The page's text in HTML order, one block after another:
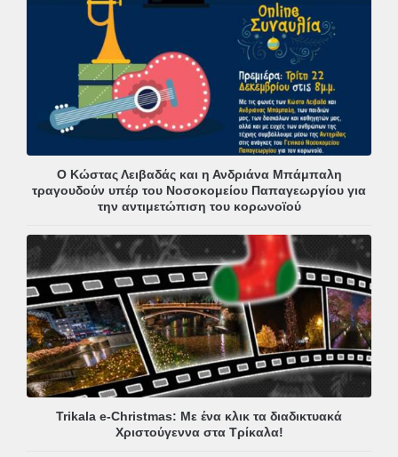
Ο Κώστας Λειβαδάς και η Ανδριάνα Μπάμπαλη
τραγουδούν υπέρ του Νοσοκομείου Παπαγεωργίου για
την αντιμετώπιση του κορωνοϊού
Trikala e-Christmas: Με ένα κλικ τα διαδικτυακά
Χριστούγεννα στα Τρίκαλα!